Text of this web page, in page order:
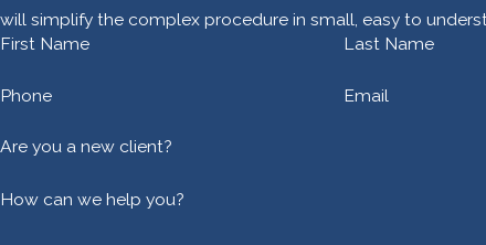
will simplify the complex procedure in small, easy to
First Name
Last Name
Phone Email
Are you a new client?
How can we help you?